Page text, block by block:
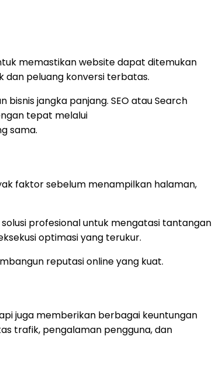
memastikan website dapat ditemukan
dan peluang konversi terbatas.
jangka panjang. SEO atau Search
tepat melalui
sama.
faktor sebelum menampilkan halaman,
profesional untuk mengatasi tantangan
optimasi yang terukur.
reputasi online yang kuat.
juga memberikan berbagai keuntungan
trafik, pengalaman pengguna, dan